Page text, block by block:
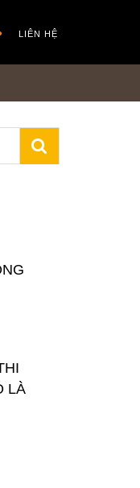
LIÊN HỆ
LÀ